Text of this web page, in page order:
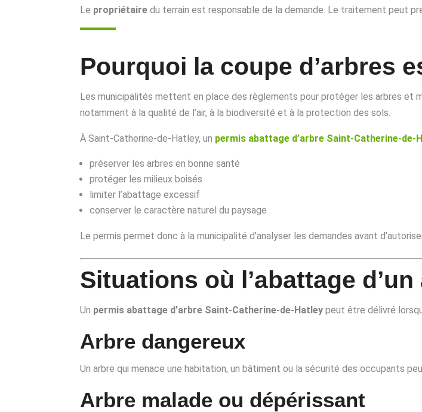
Le propriétaire du terrain est responsable de la demande. Le traitement peut
Pourquoi la coupe d’arbres
Les municipalités mettent en place des règlements pour protéger les arbres et
notamment à la qualité de l’air, à la biodiversité et à la protection des sols.
À Saint-Catherine-de-Hatley, un permis abattage d’arbre Saint-Catherine-de-
préserver les arbres en bonne santé
protéger les milieux boisés
limiter l’abattage excessif
conserver le caractère naturel du paysage
Le permis permet donc à la municipalité d’analyser les demandes avant
Situations où l’abattage
Un permis abattage d’arbre Saint-Catherine-de-Hatley peut être délivré
Arbre dangereux
Un arbre qui menace une habitation, un bâtiment ou la sécurité des occupants
Arbre malade ou dépérissant